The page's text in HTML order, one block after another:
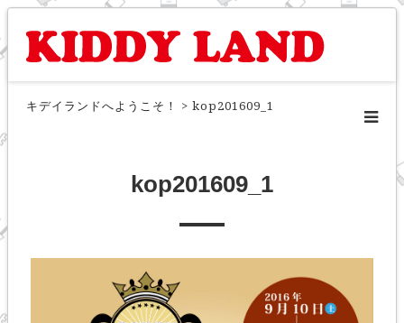
キデイランドへようこそ！ > kop201609_1
kop201609_1